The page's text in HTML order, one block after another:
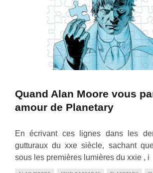
Quand Alan Moore vous
amour de Planetary
En écrivant ces lignes dans les
gutturaux du xxe siècle, sachant
sous les premières lumières du xxie , i